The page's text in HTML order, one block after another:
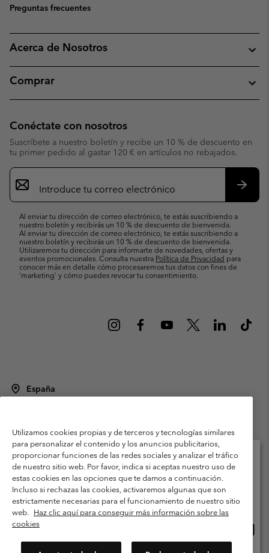
Preguntas frecuentes
Acerca de Nosotros
Comprar
Conéctate con nosotros
Suscríbete a nuestro boletín y recibe un 10 % de descuento en
tu primer pedido al gastar 120 € en artículos no rebajados.
Suscripción
de
correo
Al enviar tu dirección de correo electrónico, te estás suscribiendo a
nuestro boletín y recibirás un 10 % de descuento de bienvenida.
Al enviar tu dirección de correo electrónico, te estás suscribiendo a
nuestro boletín y recibirás un 10 % de descuento de bienvenida.
Utilizaremos tu dirección para informarte de novedades, ofertas y
eventos promocionales. Consulta nuestra Política de Privacidad para
conocer más en detalle cómo procesaremos tus datos con fines de
’marketing’ y cómo puedes revocar tu consentimiento.
España
Condiciones de uso
Terminos de Venta
Garantía
Política de Privacidad
Términos y condiciones del programa de miembros
Términos De Uso Del Contenido Generado Por Los Usuarios
Impressum
Cookies Public CBCR
Servicio al cliente: Lu. - Vi. de 9:00 a 13:00 y de 14:00 a 18:00
Utilizamos cookies propias y de terceros y tecnologías similares
para personalizar el contenido y los anuncios publicitarios,
proporcionar funciones de las redes sociales y analizar el tráfico
de nuestro sitio web. Por favor, indica si aceptas nuestro uso de
estas cookies en las opciones que te damos a continuación.
Incluso si rechazas las cookies, activaremos algunas que son
estrictamente necesarias para el funcionamiento de nuestro sitio
web. Haz clic aquí para conseguir más información sobre las
cookies
Selecciona tu país e idioma envío
Compras en línea disponibles